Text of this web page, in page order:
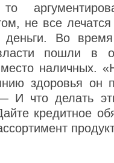
не все
деньги. Во
пошли в
наличных.
здоровья он
— И что делать
кредитное